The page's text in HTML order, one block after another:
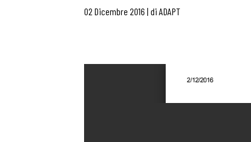
02 Dicembre 2016 | di ADAPT